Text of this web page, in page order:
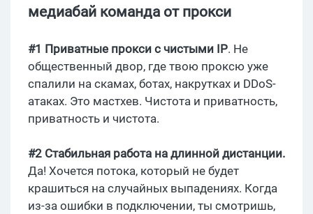
медиабай команда от прокси
#1 Приватные прокси с чистыми IP. Не
общественный двор, где твою проксю уже
спалили на скамах, ботах, накрутках и DDoS-
атаках. Это мастхев. Чистота и приватность,
приватность и чистота.
#2 Стабильная работа на длинной дистанции.
Да! Хочется потока, который не будет
крашиться на случайных выпадениях. Когда
из-за ошибки в подключении, ты смотришь,